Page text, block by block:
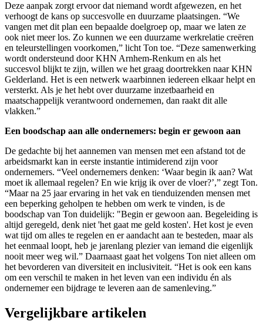
Deze aanpak zorgt ervoor dat niemand wordt afgewezen, en het
verhoogt de kans op succesvolle en duurzame plaatsingen. “We
vangen met dit plan een bepaalde doelgroep op, maar we laten ze
ook niet meer los. Zo kunnen we een duurzame werkrelatie creëren
en teleurstellingen voorkomen,” licht Ton toe. “Deze samenwerking
wordt ondersteund door KHN Arnhem-Renkum en als het
succesvol blijkt te zijn, willen we het graag doortrekken naar KHN
Gelderland. Het is een netwerk waarbinnen iedereen elkaar helpt en
versterkt. Als je het hebt over duurzame inzetbaarheid en
maatschappelijk verantwoord ondernemen, dan raakt dit alle
vlakken.”
Een boodschap aan alle ondernemers: begin er gewoon aan
De gedachte bij het aannemen van mensen met een afstand tot de
arbeidsmarkt kan in eerste instantie intimiderend zijn voor
ondernemers. “Veel ondernemers denken: ‘Waar begin ik aan? Wat
moet ik allemaal regelen? En wie krijg ik over de vloer?’,” zegt Ton.
“Maar na 25 jaar ervaring in het vak en tienduizenden mensen met
een beperking geholpen te hebben om werk te vinden, is de
boodschap van Ton duidelijk: "Begin er gewoon aan. Begeleiding is
altijd geregeld, denk niet 'het gaat me geld kosten'. Het kost je even
wat tijd om alles te regelen en er aandacht aan te besteden, maar als
het eenmaal loopt, heb je jarenlang plezier van iemand die eigenlijk
nooit meer weg wil.” Daarnaast gaat het volgens Ton niet alleen om
het bevorderen van diversiteit en inclusiviteit. “Het is ook een kans
om een verschil te maken in het leven van een individu én als
ondernemer een bijdrage te leveren aan de samenleving.”
Vergelijkbare artikelen